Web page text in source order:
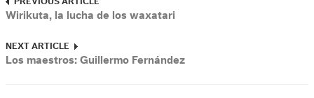
Wirikuta, la lucha de los waxatari
NEXT ARTICLE
Los maestros: Guillermo Fernández